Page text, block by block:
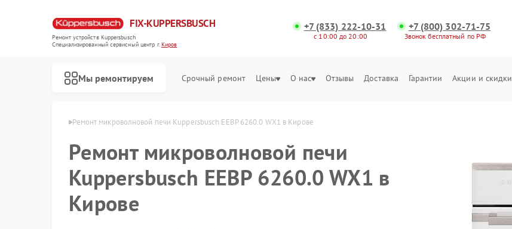
FIX-KUPPERSBUSCH
Ремонт устройств Kuppersbusch
Специализированный cервисный центр г.Киров
+7 (833) 222-10-31
с 10:00 до 20:00
+7 (800) 302-71-75
Звонок бесплатный по РФ
Мы ремонтируем Срочный ремонт Цены О нас Отзывы Доставка Гарантии Акции и скидки
Ремонт микроволновой печи Kuppersbusch EEBP 6260.0 WX1 в Кирове
Ремонт микроволновой печи
Kuppersbusch EEBP 6260.0 WX1 в
Кирове